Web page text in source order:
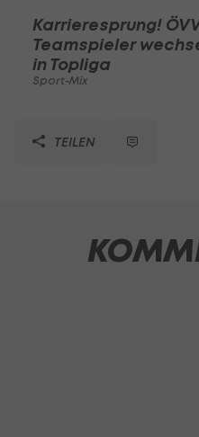
Karrieresprung!
Teamspieler
in Topliga
Sport-Mix
TEILEN